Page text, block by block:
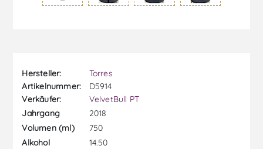
Hersteller:
Torres
Artikelnummer:
D5914
Verkäufer:
VelvetBull PT
Jahrgang
2018
Volumen (ml)
750
Alkohol
14.50